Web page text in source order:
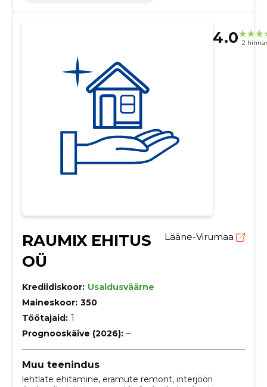
4.0 2
RAUMIX EHITUS
OÜ
Lääne-Virumaa
Krediidiskoor: Usaldusväärne
Maineskoor: 350
Töötajaid: 1
Prognooskäive (2026): –
Muu teenindus
lehtlate ehitamine, eramute remont, interjööri